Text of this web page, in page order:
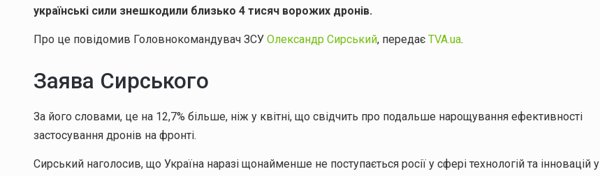
українські сили знешкодили близько 4 тисяч ворожих дронів.
Про це повідомив Головнокомандувач ЗСУ Олександр Сирський, передає TVA.ua.
Заява Сирського
За його словами, це на 12,7% більше, ніж у квітні, що свідчить про подальше нарощування ефективності
застосування дронів на фронті.
Сирський наголосив, що Україна наразі щонайменше не поступається росії у сфері технологій та інновацій у